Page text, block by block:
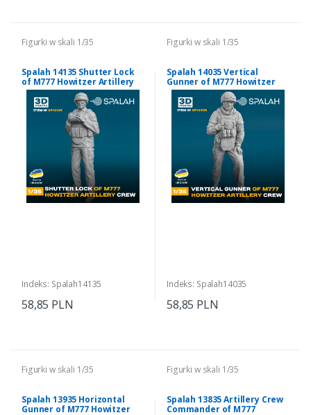
Figurki w skali 1/35
Spalah 14135 Shutter Lock
of M777 Howitzer Artillery
Crew 1/35
Indeks: Spalah14135
58,85 PLN
Figurki w skali 1/35
Spalah 14035 Vertical
Gunner of M777 Howitzer
Artillery Crew 1/35
Indeks: Spalah14035
58,85 PLN
Figurki w skali 1/35
Spalah 13935 Horizontal
Gunner of M777 Howitzer
Figurki w skali 1/35
Spalah 13835 Artillery Crew
Commander of M777